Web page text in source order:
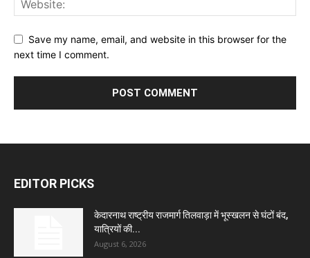
Save my name, email, and website in this browser for the
next time I comment.
EDITOR PICKS
केदारनाथ राष्ट्रीय राजमार्ग तिलवाड़ा में भूस्खलन से घंटों बंद,
यात्रियों की...
August 6, 2026